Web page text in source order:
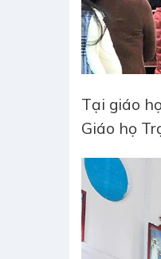
Tại giáo
Giáo họ